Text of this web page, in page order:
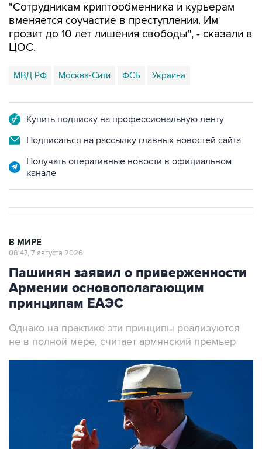
"Сотрудникам криптообменника и курьерам
вменяется соучастие в преступлении. Им
грозит до 10 лет лишения свободы", - сказали в
ЦОС.
МВД РФ Москва-Сити ФСБ Украина
Купить подписку на профессиональную ленту
Подписаться на рассылку главных новостей сайта
Получать оперативные новости в официальном
канале
В МИРЕ
08:47, 7 августа 2026
Пашинян заявил о приверженности
Армении основополагающим
принципам ЕАЭС
Однако на практике эти принципы реализуются
не в полной мере, считает армянский премьер